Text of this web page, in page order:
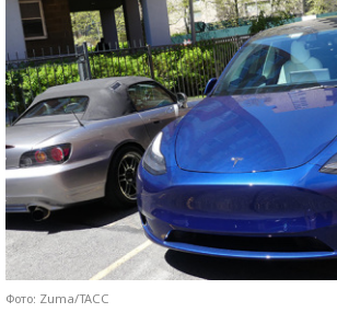
Фото: Zuma/ТАСС